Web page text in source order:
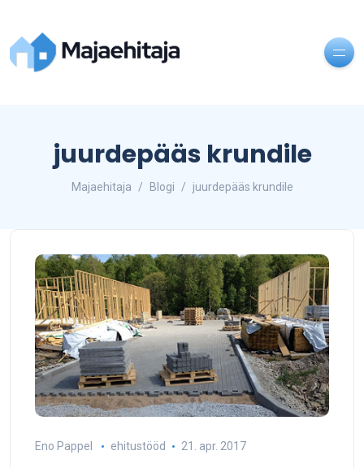
juurdepääs krundile
Majaehitaja Blogi juurdepääs krundile
Eno Pappel ehitustööd 21. apr. 2017